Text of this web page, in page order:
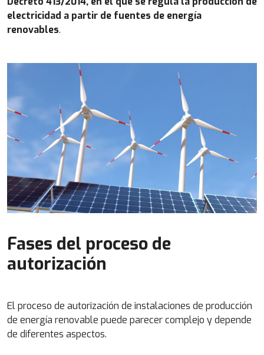
electricidad a partir de fuentes de energía
renovables.
Fases del proceso de
autorización
El proceso de autorización de instalaciones de producción
de energía renovable puede parecer complejo y depende
de diferentes aspectos.